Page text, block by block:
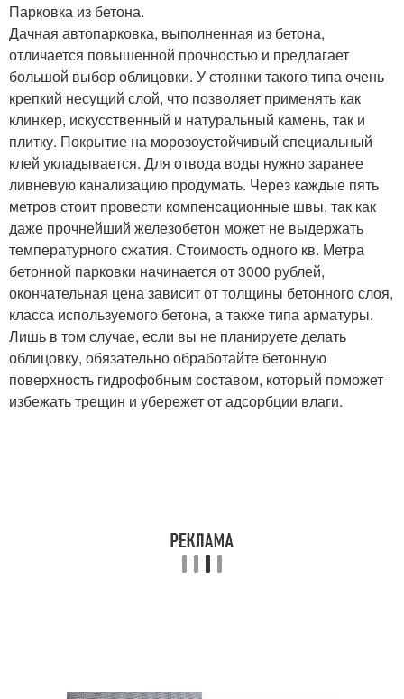
Парковка из бетона.
Дачная автопарковка, выполненная из бетона,
отличается повышенной прочностью и предлагает
большой выбор облицовки. У стоянки такого типа очень
крепкий несущий слой, что позволяет применять как
клинкер, искусственный и натуральный камень, так и
плитку. Покрытие на морозоустойчивый специальный
клей укладывается. Для отвода воды нужно заранее
ливневую канализацию продумать. Через каждые пять
метров стоит провести компенсационные швы, так как
даже прочнейший железобетон может не выдержать
температурного сжатия. Стоимость одного кв. Метра
бетонной парковки начинается от 3000 рублей,
окончательная цена зависит от толщины бетонного слоя,
класса используемого бетона, а также типа арматуры.
Лишь в том случае, если вы не планируете делать
облицовку, обязательно обработайте бетонную
поверхность гидрофобным составом, который поможет
избежать трещин и убережет от адсорбции влаги.